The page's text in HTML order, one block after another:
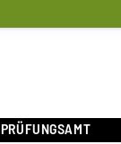
PRÜFUNGSAMT